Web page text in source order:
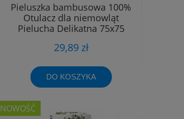
Pieluszka bambusowa 100%
Otulacz dla niemowląt
Pielucha Delikatna 75x75
29,89 zł
DO KOSZYKA
NOWOŚĆ